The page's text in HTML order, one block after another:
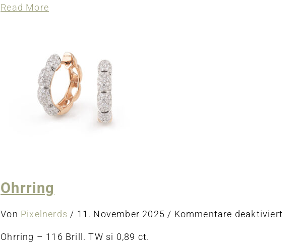
Read Moreabout
Ohrring
Von Pixelnerds / 11. November 2025/ Kommentare deaktiviert
Ohrring – 116 Brill. TW si 0,89 ct.